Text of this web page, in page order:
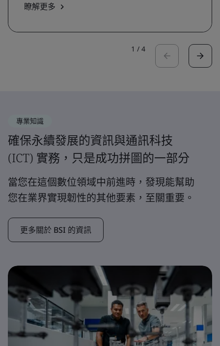
瞭解更多
1 / 4
專業知識
確保永續發展的資訊與通訊科技
(ICT) 實務，只是成功拼圖的一部分
當您在這個數位領域中前進時，發現能幫助
您在業界實現韌性的其他要素，至關重要。
更多關於 BSI 的資訊